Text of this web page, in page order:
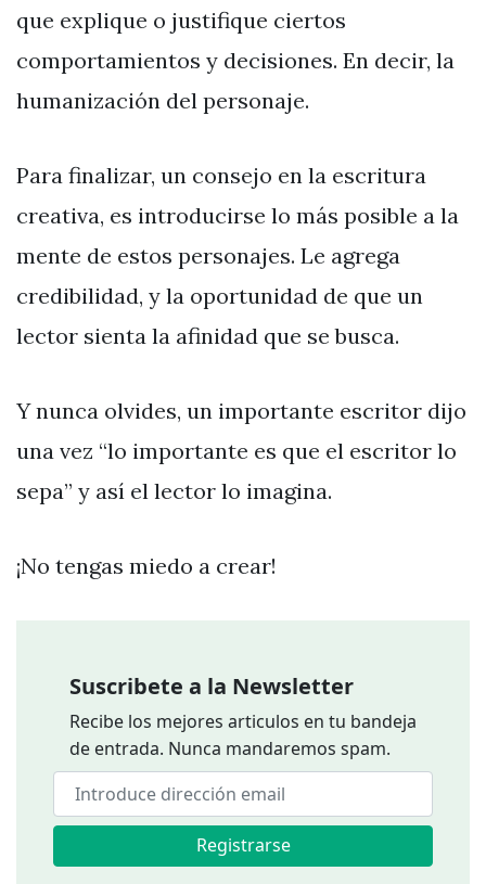
que explique o justifique ciertos
comportamientos y decisiones. En decir, la
humanización del personaje.
Para finalizar, un consejo en la escritura
creativa, es introducirse lo más posible a la
mente de estos personajes. Le agrega
credibilidad, y la oportunidad de que un
lector sienta la afinidad que se busca.
Y nunca olvides, un importante escritor dijo
una vez “lo importante es que el escritor lo
sepa” y así el lector lo imagina.
¡No tengas miedo a crear!
Suscribete a la Newsletter
Recibe los mejores articulos en tu bandeja
de entrada. Nunca mandaremos spam.
Registrarse